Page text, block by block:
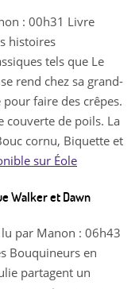
: 00h31 Livre
histoires
tels que Le
rend chez sa grand-
faire des crêpes.
couverte de poils. La
cornu, Biquette et
sur Éole
Walker et Dawn
par Manon : 06h43
Bouquineurs en
partagent un